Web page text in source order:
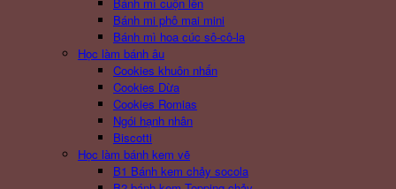
Bánh mi phô mai mini
Bánh mì hoa cúc sô-cô-la
Học làm bánh âu
Cookies khuôn nhấn
Cookies Dừa
Cookies Romias
Ngói hạnh nhân
Biscotti
Học làm bánh kem vẽ
B1 Bánh kem chảy socola